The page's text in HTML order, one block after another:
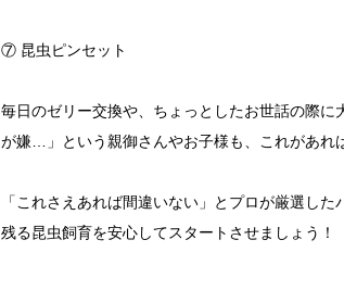
⑦ 昆虫ピンセット
毎日のゼリー交換や、ちょっとしたお世話の際
が嫌…」という親御さんやお子様も、これがあれ
「これさえあれば間違いない」とプロが厳選し
残る昆虫飼育を安心してスタートさせましょう！